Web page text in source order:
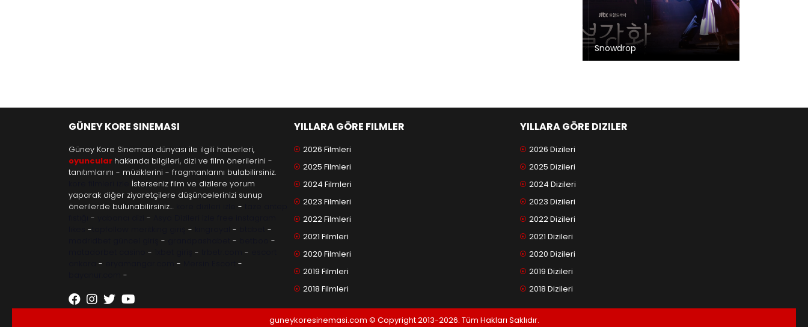
Snowdrop
GÜNEY KORE SINEMASI
Güney Kore Sineması dünyası ile ilgili haberleri,
oyuncular hakkında bilgileri, dizi ve film önerilerini -
tanıtımlarını - müziklerini - fragmanlarını bulabilirsiniz.
İsterseniz film ve dizilere yorum
yaparak diğer ziyaretçilere düşüncelerinizi sunup
önerilerde bulunabilirsiniz…
-
- -
- - -
-
- -
-
- - -
- -
-
-
YILLARA GÖRE FILMLER
2026 Filmleri
2025 Filmleri
2024 Filmleri
2023 Filmleri
2022 Filmleri
2021 Filmleri
2020 Filmleri
2019 Filmleri
2018 Filmleri
YILLARA GÖRE DIZILER
2026 Dizileri
2025 Dizileri
2024 Dizileri
2023 Dizileri
2022 Dizileri
2021 Dizileri
2020 Dizileri
2019 Dizileri
2018 Dizileri
guneykoresinemasi.com © Copyright 2013-2026. Tüm Hakları Saklıdır.